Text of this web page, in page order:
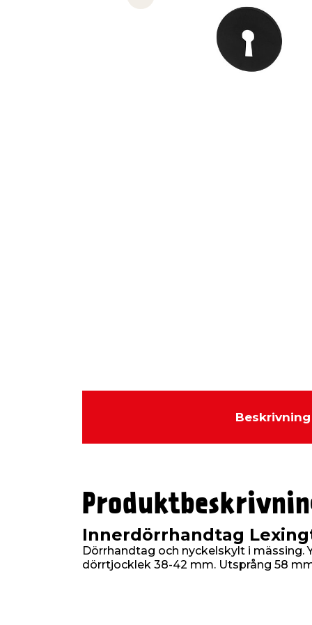
Previous slide
Beskrivning
Innerdörrhandtag
Dörrhandtag och nyckelskylt i mässing.
dörrtjocklek 38-42 mm. Utsprång 58